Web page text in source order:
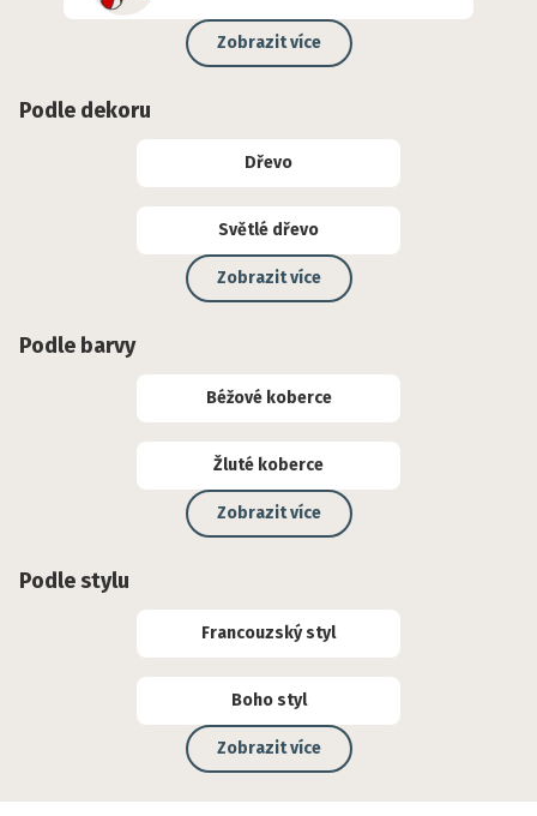
Zobrazit více
Podle dekoru
Dřevo
Světlé dřevo
Zobrazit více
Podle barvy
Béžové koberce
Žluté koberce
Zobrazit více
Podle stylu
Francouzský styl
Boho styl
Zobrazit více